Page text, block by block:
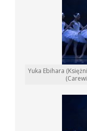
Yuka Ebihara